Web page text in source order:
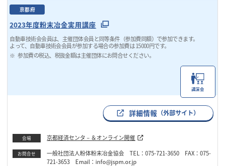
京都府
2023年度粉末冶金実用講座
自動車技術会会員は、主催団体会員と同等条件（参加費同額）で参加できます。
よって、自動車技術会会員が参加する場合の参加費は 15000円です。
参加費の税込、税抜金額は主催団体にお問合せください。
講演会
詳細情報 （外部サイト）
会場 京都経済センタ－＆オンライン開催
お問合せ
一般社団法人粉体粉末冶金協会 TEL：075-721-3650 FAX：075-
721-3653 Email：info@jspm.or.jp